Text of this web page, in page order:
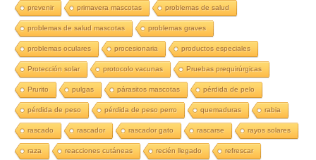
prevenir primavera mascotas problemas de salud
problemas de salud mascotas problemas graves
problemas oculares procesionaria productos especiales
Protección solar protocolo vacunas Pruebas prequirúrgicas
Prurito pulgas párasitos mascotas pérdida de pelo
pérdida de peso pérdida de peso perro quemaduras rabia
rascado rascador rascador gato rascarse rayos solares
raza reacciones cutáneas recién llegado refrescar